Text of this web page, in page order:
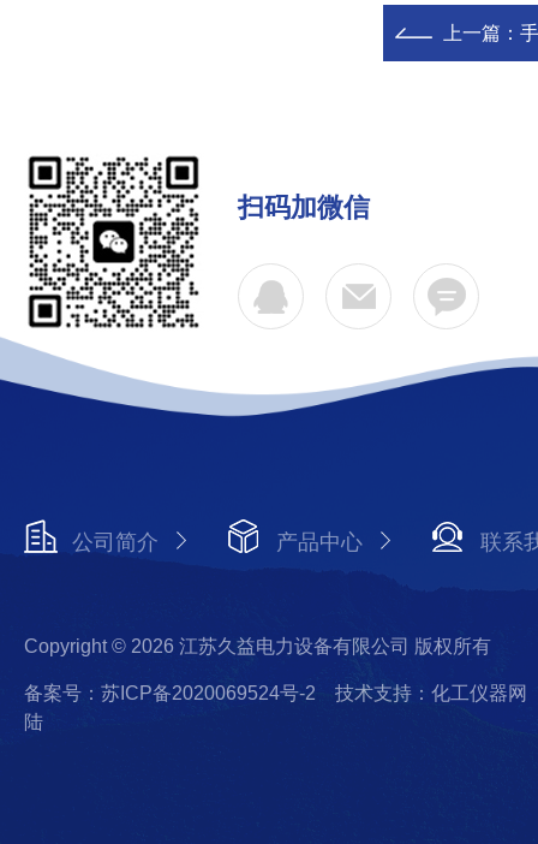
上一篇：
扫码加微信
公司简介 产品中心 联系
Copyright © 2026 江苏久益电力设备有限公司 版权所有
备案号：苏ICP备2020069524号-2
技术支持：化工仪器网
陆